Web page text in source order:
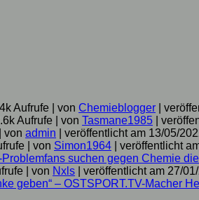
Aufrufe von Chemieblogger
Aufrufe von Tasmane1985
von admin
veröffentlicht am 13/05/
von Simon1964
veröffentlicht
suchen gegen Chemie
von Nxls
veröffentlicht am 27/
geben“ – OSTSPORT.TV-Macher